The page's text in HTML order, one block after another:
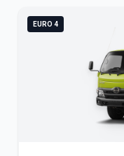
EURO 4